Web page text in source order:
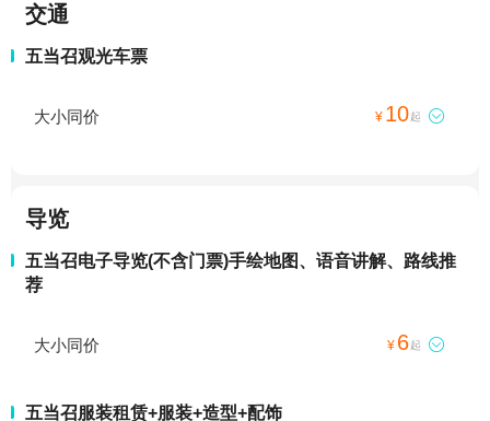
交通
五当召观光车票
大小同价 ¥ 10起 
导览
五当召电子导览(不含门票)手绘地图、语音讲解、路线推
荐
大小同价 ¥ 6起 
五当召服装租赁+服装+造型+配饰